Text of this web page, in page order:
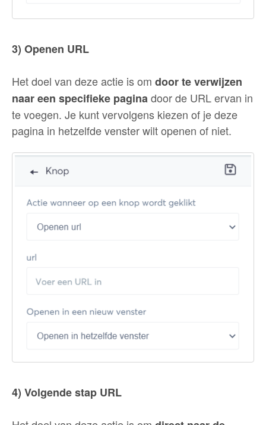
3) Openen URL
Het doel van deze actie is om door te verwijzen
naar een specifieke paginadoor de URL ervan in
te voegen. Je kunt vervolgens kiezen of je deze
pagina in hetzelfde venster wilt openen of niet.
4) Volgende stap URL